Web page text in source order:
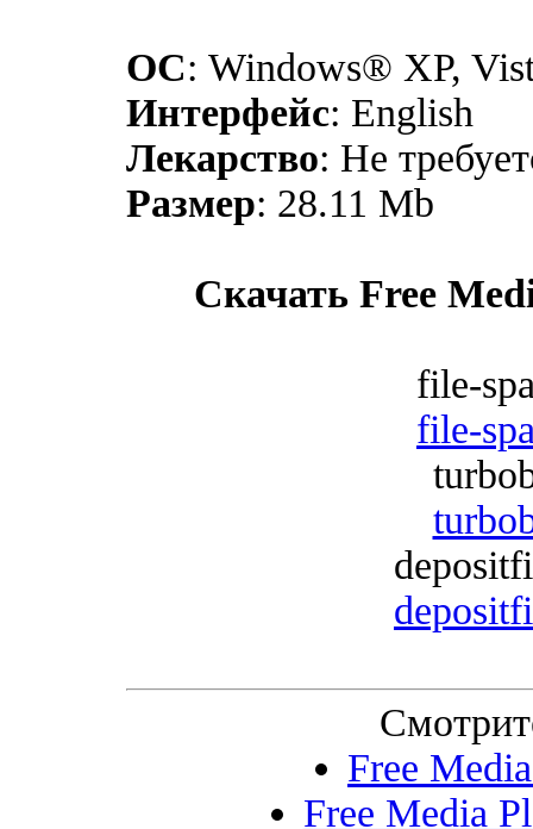
ОС: Windows® XP,
Интерфейс: English
Лекарство: Не
Размер: 28.11 Mb
Скачать Free
file-
file-
Free
Free Media